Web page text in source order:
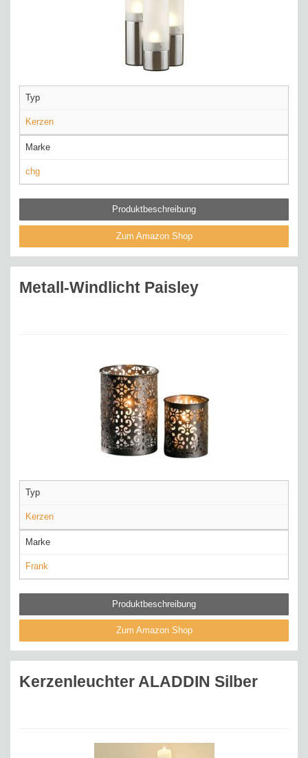
Typ
Kerzen
Marke
chg
Produktbeschreibung
Zum Amazon Shop
Metall-Windlicht Paisley
Typ
Kerzen
Marke
Frank
Produktbeschreibung
Zum Amazon Shop
Kerzenleuchter ALADDIN Silber